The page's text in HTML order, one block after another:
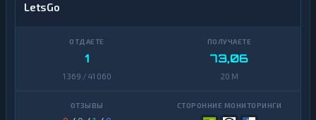
LetsGo
1
1 369 / 41 060
73,06
20 M